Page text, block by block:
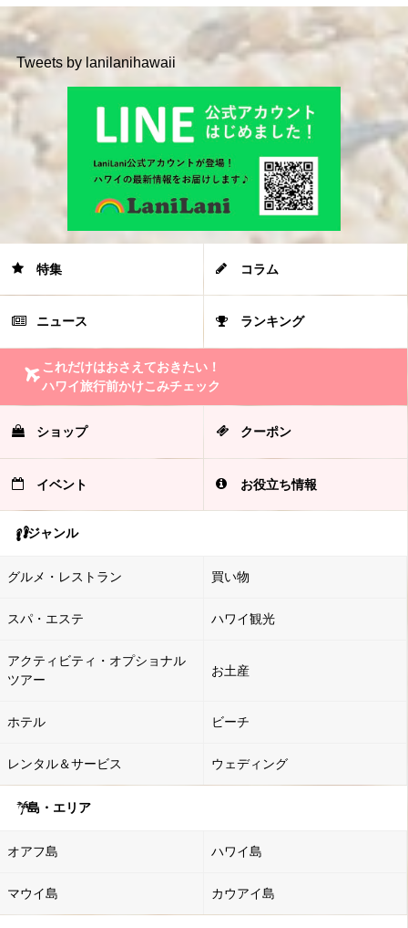
Tweets by lanilanihawaii
特集 コラム
ニュース ランキング
これだけはおさえておきたい！
ハワイ旅行前かけこみチェック
ショップ クーポン
イベント お役立ち情報
ジャンル
グルメ・レストラン 買い物
スパ・エステ ハワイ観光
アクティビティ・オプショナル
ツアー
お土産
ホテル ビーチ
レンタル＆サービス ウェディング
島・エリア
オアフ島 ハワイ島
マウイ島 カウアイ島